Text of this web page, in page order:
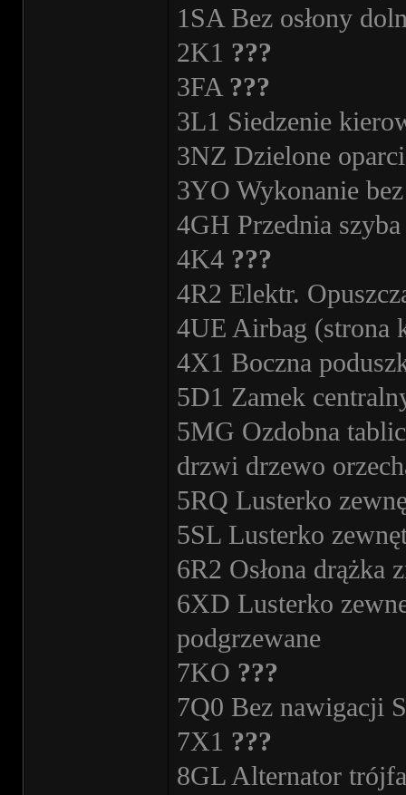
1SA Bez osłony
2K1 ???
3FA ???
3L1 Siedzenie
3NZ Dzielone
3YO Wykonanie
4GH Przednia
4K4 ???
4R2 Elektr.
4UE Airbag (strona
4X1 Boczna
5D1 Zamek
5MG Ozdobna
drzwi drzewo
5RQ Lusterko
5SL Lusterko
6R2 Osłona drążka
6XD Lusterko
podgrzewane
7KO ???
7Q0 Bez nawigacji
7X1 ???
8GL Alternator